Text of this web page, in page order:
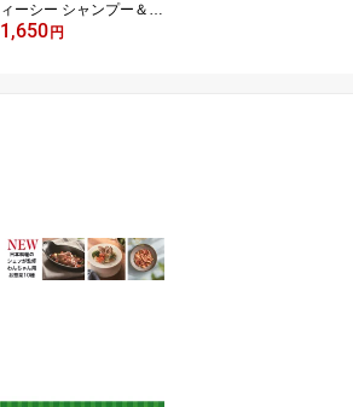
ィーシー シャンプー＆コ
ンディショナーミニセッ
1,650 円